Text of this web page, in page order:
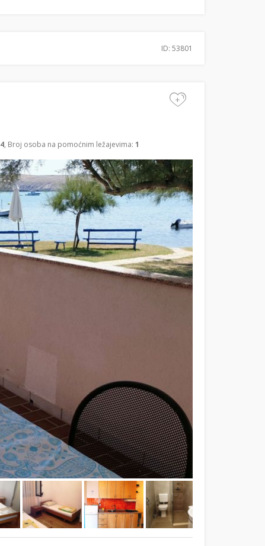
ID: 53801
+
4, Broj osoba na pomoćnim ležajevima: 1